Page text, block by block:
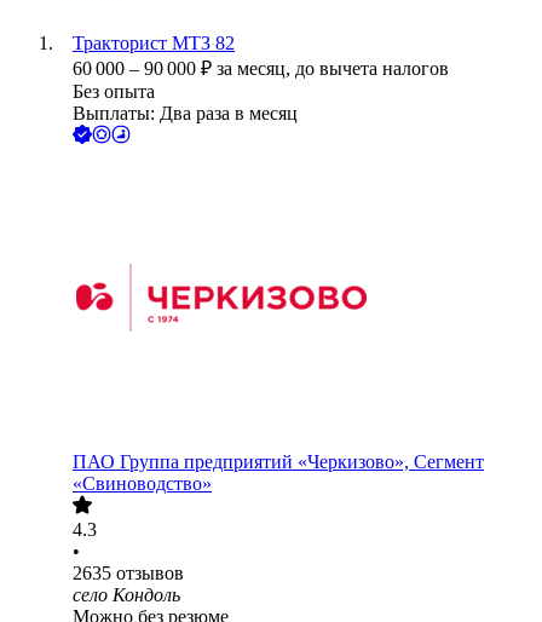
Тракторист МТЗ 82
60 000 – 90 000 ₽ за месяц, до вычета налогов
Без опыта
Выплаты: Два раза в месяц
ПАО Группа предприятий «Черкизово», Сегмент
«Свиноводство»
4.3
•
2635 отзывов
село Кондоль
Можно без резюме